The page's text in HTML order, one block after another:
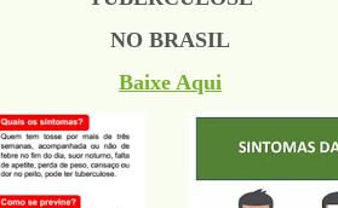
NO BRASIL
Baixe Aqui